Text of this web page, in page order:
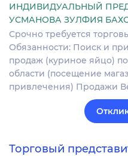
ИНДИВИДУАЛЬНЫЙ
УСМАНОВА ЗУЛФИЯ
Срочно требуется
Обязанности: Поиск и
продаж (куриное яйцо)
области (посещение
привлечения) Продажи
Торговый